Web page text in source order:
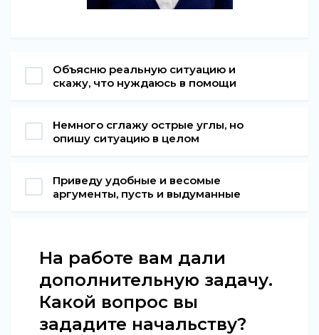
Объясню реальную ситуацию и
скажу, что нуждаюсь в помощи
Немного сглажу острые углы, но
опишу ситуацию в целом
Приведу удобные и весомые
аргументы, пусть и выдуманные
На работе вам дали
дополнительную задачу.
Какой вопрос вы
зададите начальству?